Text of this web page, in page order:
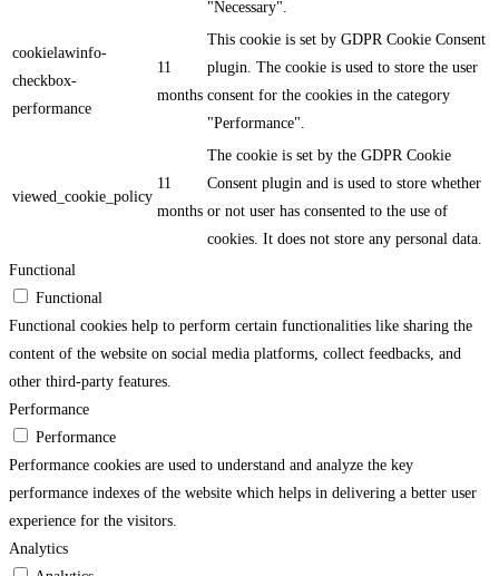
"Necessary".
cookielawinfo-
checkbox-
performance
11
months
This cookie is set by GDPR Cookie Consent
plugin. The cookie is used to store the user
consent for the cookies in the category
"Performance".
viewed_cookie_policy
11
months
The cookie is set by the GDPR Cookie
Consent plugin and is used to store whether
or not user has consented to the use of
cookies. It does not store any personal data.
Functional
Functional
Functional cookies help to perform certain functionalities like sharing the
content of the website on social media platforms, collect feedbacks, and
other third-party features.
Performance
Performance
Performance cookies are used to understand and analyze the key
performance indexes of the website which helps in delivering a better user
experience for the visitors.
Analytics